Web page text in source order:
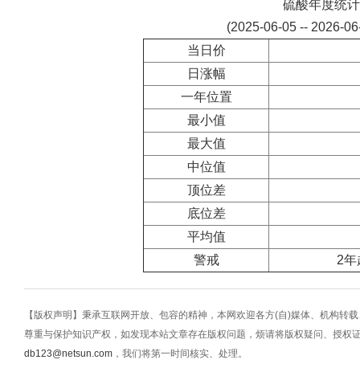
硫酸年度统计
(2025-06-05 -- 2026-
当日价
日涨幅
一年位置
最小值
最大值
中位值
顶位差
底位差
平均值
警戒
2年
【版权声明】秉承互联网开放、包容的精神，本网欢迎各方(自)媒体、机构转
尊重与保护知识产权，如发现本站文章存在版权问题，烦请将版权疑问、授权
db123@netsun.com ，我们将第一时间核实、处理。